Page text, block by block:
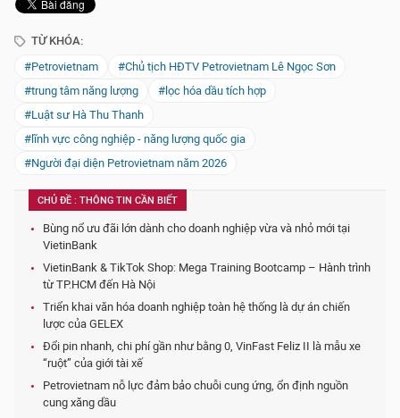
TỪ KHÓA:
#Petrovietnam
#Chủ tịch HĐTV Petrovietnam Lê Ngọc Sơn
#trung tâm năng lượng
#lọc hóa dầu tích hợp
#Luật sư Hà Thu Thanh
#lĩnh vực công nghiệp - năng lượng quốc gia
#Người đại diện Petrovietnam năm 2026
CHỦ ĐỀ : THÔNG TIN CẦN BIẾT
Bùng nổ ưu đãi lớn dành cho doanh nghiệp vừa và nhỏ mới tại
VietinBank
VietinBank & TikTok Shop: Mega Training Bootcamp – Hành trình
từ TP.HCM đến Hà Nội
Triển khai văn hóa doanh nghiệp toàn hệ thống là dự án chiến
lược của GELEX
Đổi pin nhanh, chi phí gần như bằng 0, VinFast Feliz II là mẫu xe
“ruột” của giới tài xế
Petrovietnam nỗ lực đảm bảo chuỗi cung ứng, ổn định nguồn
cung xăng dầu